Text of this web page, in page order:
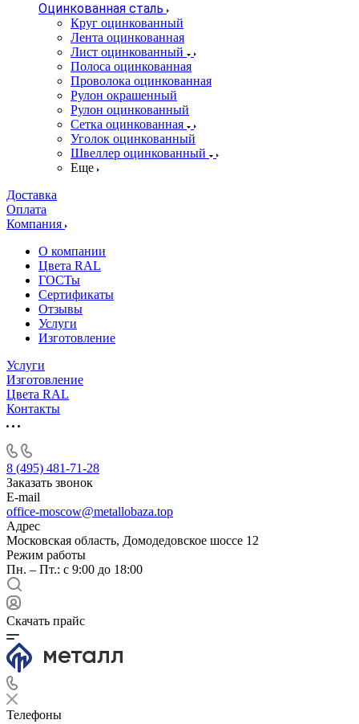
Оцинкованная сталь
Круг оцинкованный
Лента оцинкованная
Лист оцинкованный
Полоса оцинкованная
Проволока оцинкованная
Рулон окрашенный
Рулон оцинкованный
Сетка оцинкованная
Уголок оцинкованный
Швеллер оцинкованный
Еще
Доставка
Оплата
Компания
О компании
Цвета RAL
ГОСТы
Сертификаты
Отзывы
Услуги
Изготовление
Услуги
Изготовление
Цвета RAL
Контакты
8 (495) 481-71-28
Заказать звонок
E-mail
office-moscow@metallobaza.top
Адрес
Московская область, Домодедовское шоссе 12
Режим работы
Пн. – Пт.: с 9:00 до 18:00
Скачать прайс
Телефоны